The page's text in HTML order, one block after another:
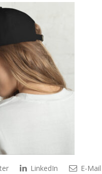
LinkedIn E-Mail